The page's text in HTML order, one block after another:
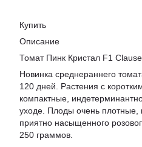
Купить
Описание
Томат Пинк Кристал F1 Clause
Новинка среднераннего
120 дней. Растения с
компактные,
уходе. Плоды очень плотные,
приятно насыщенного
250 граммов.